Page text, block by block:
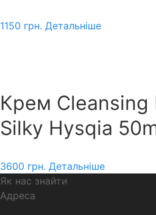
1150 грн. Детальніше
Крем Cleansing
Silky Hysqia
3600 грн. Детальніше
Як нас знайти
Адреса